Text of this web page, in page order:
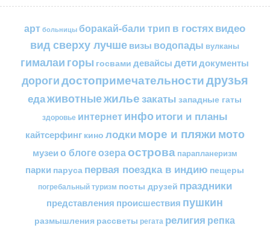
арт больницы боракай-бали трип в гостяхвидео
вид сверху лучшевизы водопады вулканы
гималаи горы госвами девайсы детидокументы
дорогидостопримечательностидрузья
едаживотныежильезакаты западные гаты
здоровье интернетинфоитоги и планы
кайтсерфинг кино лодкиморе и пляжимото
музеи о блогеозераострова парапланеризм
парки паруса первая поездка в индию пещеры
погребальный туризм посты друзей праздники
представления происшествия пушкин
размышления рассветы регата религия репка